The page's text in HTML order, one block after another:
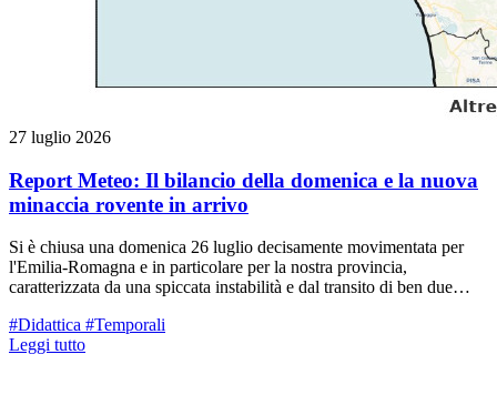
27 luglio 2026
Report Meteo: Il bilancio della domenica e la nuova
minaccia rovente in arrivo
Si è chiusa una domenica 26 luglio decisamente movimentata per
l'Emilia-Romagna e in particolare per la nostra provincia,
caratterizzata da una spiccata instabilità e dal transito di ben due
#Didattica #Temporali
Leggi tutto